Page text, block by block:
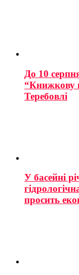
До 10
“Книжкову
Теребовлі
У басейні
просить